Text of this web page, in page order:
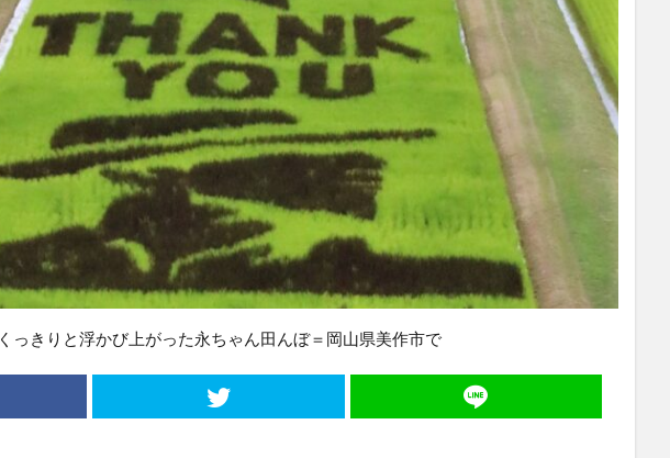
くっきりと浮かび上がった永ちゃん田んぼ＝岡山県美作市で